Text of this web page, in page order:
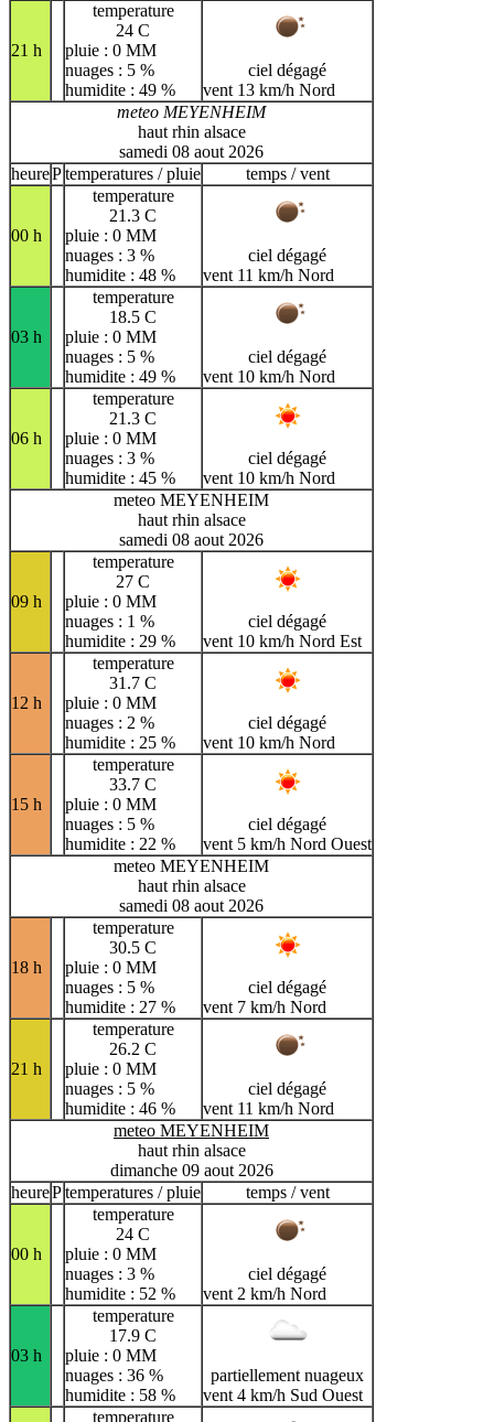
21 h
temperature
24 C
pluie : 0 MM
nuages : 5 %
humidite : 49 %
ciel dégagé
vent 13 km/h Nord
meteo MEYENHEIM
haut rhin alsace
samedi 08 aout 2026
heurePtemperatures / pluie temps / vent
00 h
temperature
21.3 C
pluie : 0 MM
nuages : 3 %
humidite : 48 %
ciel dégagé
vent 11 km/h Nord
03 h
temperature
18.5 C
pluie : 0 MM
nuages : 5 %
humidite : 49 %
ciel dégagé
vent 10 km/h Nord
06 h
temperature
21.3 C
pluie : 0 MM
nuages : 3 %
humidite : 45 %
ciel dégagé
vent 10 km/h Nord
meteo MEYENHEIM
haut rhin alsace
samedi 08 aout 2026
09 h
temperature
27 C
pluie : 0 MM
nuages : 1 %
humidite : 29 %
ciel dégagé
vent 10 km/h Nord Est
12 h
temperature
31.7 C
pluie : 0 MM
nuages : 2 %
humidite : 25 %
ciel dégagé
vent 10 km/h Nord
15 h
temperature
33.7 C
pluie : 0 MM
nuages : 5 %
humidite : 22 %
ciel dégagé
vent 5 km/h Nord Ouest
meteo MEYENHEIM
haut rhin alsace
samedi 08 aout 2026
18 h
temperature
30.5 C
pluie : 0 MM
nuages : 5 %
humidite : 27 %
ciel dégagé
vent 7 km/h Nord
21 h
temperature
26.2 C
pluie : 0 MM
nuages : 5 %
humidite : 46 %
ciel dégagé
vent 11 km/h Nord
meteo MEYENHEIM
haut rhin alsace
dimanche 09 aout 2026
heurePtemperatures / pluie temps / vent
00 h
temperature
24 C
pluie : 0 MM
nuages : 3 %
humidite : 52 %
ciel dégagé
vent 2 km/h Nord
03 h
temperature
17.9 C
pluie : 0 MM
nuages : 36 %
humidite : 58 %
partiellement nuageux
vent 4 km/h Sud Ouest
temperature